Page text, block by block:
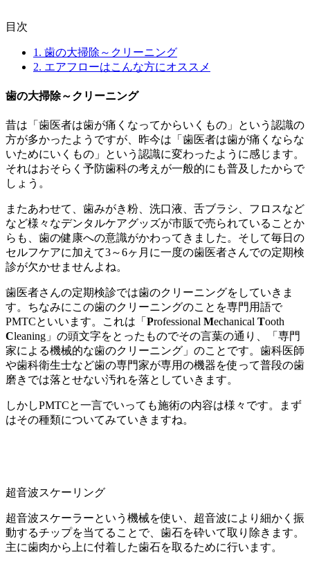
目次
1. 歯の大掃除～クリーニング
2. エアフローはこんな方にオススメ
歯の大掃除～クリーニング
昔は「歯医者は歯が痛くなってからいくもの」という認識の
方が多かったようですが、昨今は「歯医者は歯が痛くならな
いためにいくもの」という認識に変わったように感じます。
それはおそらく予防歯科の考えが一般的にも普及したからで
しょう。
またあわせて、歯みがき粉、洗口液、舌ブラシ、フロスなど
など様々なデンタルケアグッズが市販で売られていることか
らも、歯の健康への意識がかわってきました。そして毎日の
セルフケアに加えて3～6ヶ月に一度の歯医者さんでの定期検
診が欠かせませんよね。
歯医者さんの定期検診では歯のクリーニングをしていきま
す。ちなみにこの歯のクリーニングのことを専門用語で
PMTCといいます。これは「 Professional Mechanical Tooth
Cleaning」の頭文字をとったものでその言葉の通り、「専門
家による機械的な歯のクリーニング」のことです。歯科医師
や歯科衛生士など歯の専門家が専用の機器を使って普段の歯
磨きでは落とせない汚れを落としていきます。
しかしPMTCと一言でいっても施術の内容は様々です。まず
はその種類についてみていきますね。
超音波スケーリング
超音波スケーラーという機械を使い、超音波により細かく振
動するチップを当てることで、歯石を砕いて取り除きます。
主に歯肉から上に付着した歯石を取るために行います。